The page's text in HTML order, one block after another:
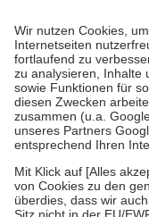
23,42 €
212,91 € / 1 kg
sofort lieferbar